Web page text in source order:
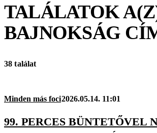
TALÁLATOK
BAJNOKSÁG
38 találat
Minden más foci2026.05.14. 11:01
99. PERCES BÜNTETŐVEL